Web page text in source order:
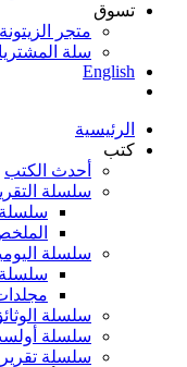
تسوق
متجر
سلة
English
الرئيسية
كتب
أحدث الكتب
سلسلة
سلسلة
سلسلة
سلسلة
سلسلة
سلسلة
سلسلة